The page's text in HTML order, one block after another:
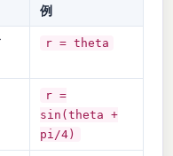
例
r = theta
r =
sin(theta +
pi/4)